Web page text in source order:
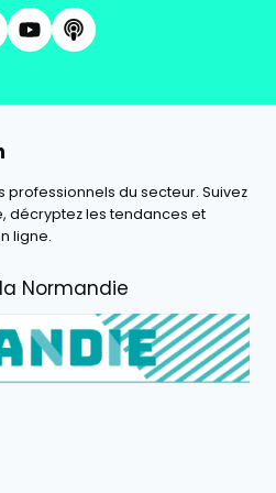
du secteur. Suivez
décryptez les tendances et
ligne.
Normandie